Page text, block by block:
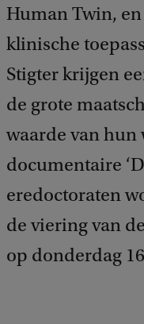
Human Twin,
klinische
Stigter krijgen
de grote
waarde van hun
documentaire
eredoctoraten
de viering van
op donderdag